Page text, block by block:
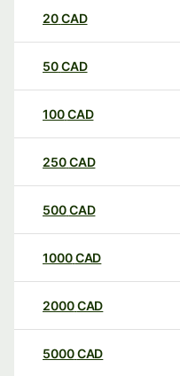
20CAD
50CAD
100CAD
250CAD
500CAD
1000CAD
2000CAD
5000CAD